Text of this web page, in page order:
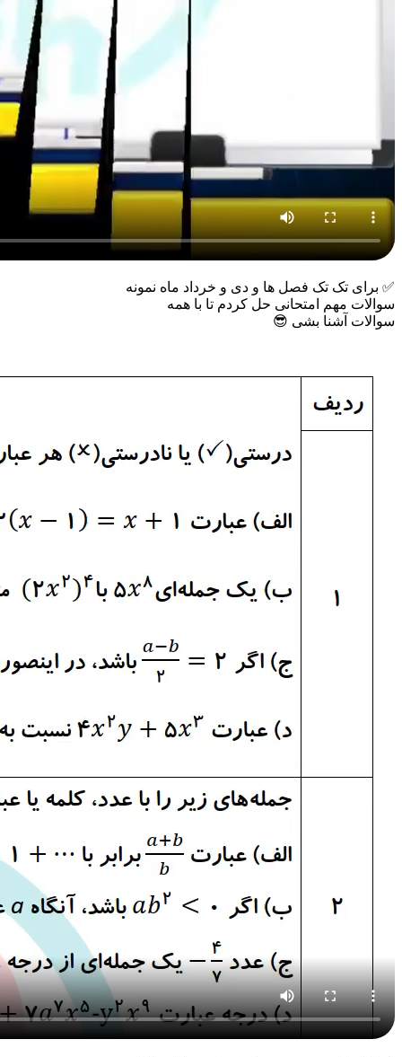
✅ برای تک تک فصل ها و دی و خرداد ماه نمونه
سوالات مهم امتحانی حل کردم تا با همه
سوالات آشنا بشی 😎